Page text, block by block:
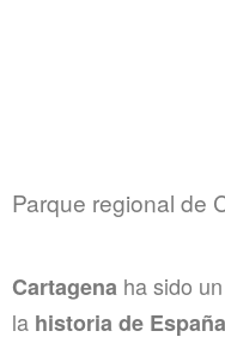
Parque regional de
Cartagena ha sido
la historia de España